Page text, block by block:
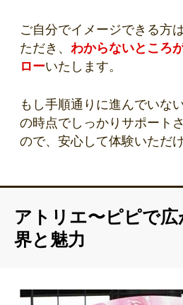
ご自分でイメージできる方
ただき、 わからないところ
ローいたします。
もし手順通りに進んでいな
の時点でしっかりサポート
ので、安心して体験いただけ
アトリエ〜ピピで
界と魅力